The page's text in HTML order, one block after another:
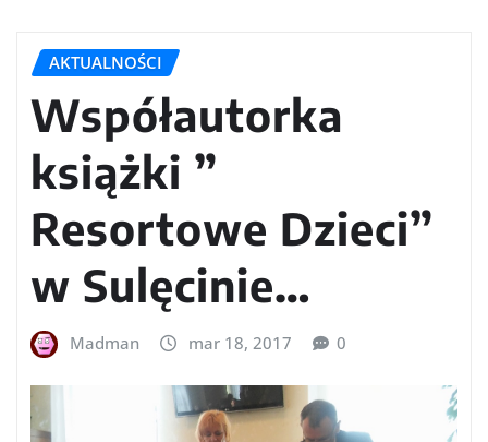
AKTUALNOŚCI
Współautorka
książki ”
Resortowe Dzieci”
w Sulęcinie…
Madman mar 18, 2017 0